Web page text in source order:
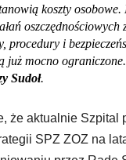
koszty
oszczędnościowych
procedury i
już mocno
Sudoł.
że aktualnie Szpital
SPZ ZOZ na